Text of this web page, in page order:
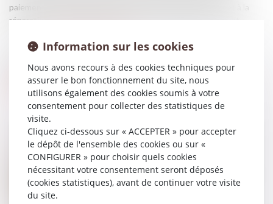
paiement des professionnels contre les consommateurs, et à la
réparation intégrale du préjudice en cas de faute d’un avocat...
Détermination de la créance et injonction de payer :
le contrat et rien que le contrat !
AVR.
Information sur les cookies
Nous avons recours à des cookies techniques pour
assurer le bon fonctionnement du site, nous
utilisons également des cookies soumis à votre
consentement pour collecter des statistiques de
visite.
Cliquez ci-dessous sur « ACCEPTER » pour accepter
le dépôt de l'ensemble des cookies ou sur «
CONFIGURER » pour choisir quels cookies
nécessitant votre consentement seront déposés
(cookies statistiques), avant de continuer votre visite
du site.